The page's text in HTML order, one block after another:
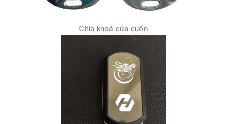
Chìa khoá cửa cuốn